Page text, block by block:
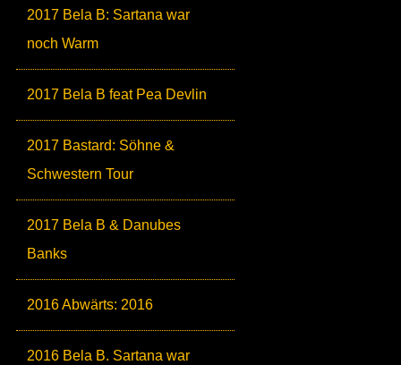
2017 Bela B: Sartana war
noch Warm
2017 Bela B feat Pea Devlin
2017 Bastard: Söhne &
Schwestern Tour
2017 Bela B & Danubes
Banks
2016 Abwärts: 2016
2016 Bela B. Sartana war